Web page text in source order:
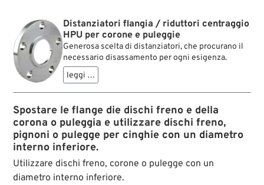
Distanziatori flangia / riduttori centraggio
HPU per corone e puleggie
Generosa scelta di distanziatori, che procurano il
necessario disassamento per ogni esigenza.
leggi …
Spostare le flange die dischi freno e della
corona o puleggia e utilizzare dischi freno,
pignoni o pulegge per cinghie con un diametro
interno inferiore.
Utilizzare dischi freno, corone o pulegge con un
diametro interno inferiore.